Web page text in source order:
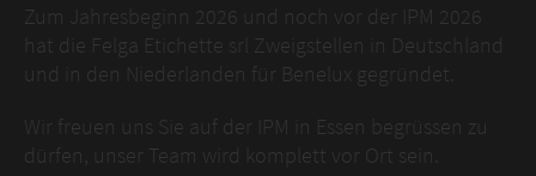
Zum Jahresbeginn 2026 und noch vor der IPM 2026
hat die Felga Etichette srl Zweigstellen in Deutschland
und in den Niederlanden für Benelux gegründet.
Wir freuen uns Sie auf der IPM in Essen begrüssen zu
dürfen, unser Team wird komplett vor Ort sein.